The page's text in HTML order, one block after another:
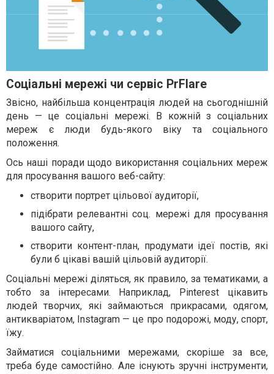
Соціальні мережі чи сервіс PrFlare
Звісно, найбільша концентрація людей на сьогоднішній
день — це соціальні мережі. В кожній з соціальних
мереж є люди будь-якого віку та соціального
положення.
Ось наші поради щодо використання соціальних мереж
для просування вашого веб-сайту:
створити портрет цільової аудиторії,
підібрати релевантні соц. мережі для просування
вашого сайту,
створити контент-план, продумати ідеї постів, які
були б цікаві вашій цільовій аудиторії.
Соціальні мережі діляться, як правило, за тематиками, а
тобто за інтересами. Наприклад, Pinterest цікавить
людей творчих, які займаються прикрасами, одягом,
антикваріатом, Instagram — це про подорожі, моду, спорт,
їжу.
Займатися соціальними мережами, скоріше за все,
треба буде самостійно. Але існують зручні інструменти,